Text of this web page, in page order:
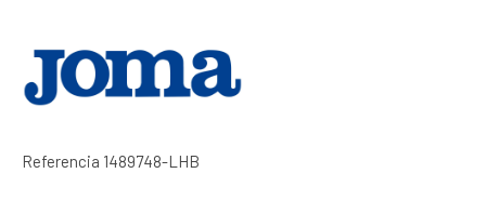
Referencia 1489748-LHB